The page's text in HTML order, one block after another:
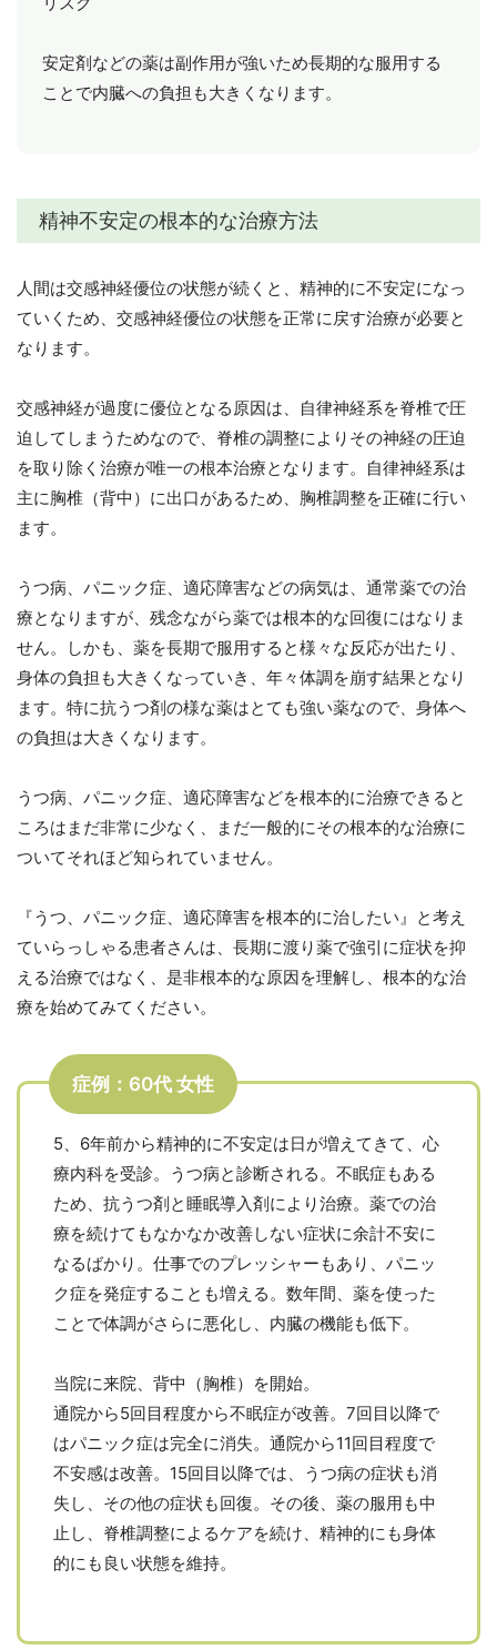
安定剤などの薬は副作用が強いため長期的な服用する
ことで内臓への負担も大きくなります。
精神不安定の根本的な治療方法
人間は交感神経優位の状態が続くと、精神的に不安定になっ
ていくため、交感神経優位の状態を正常に戻す治療が必要と
なります。
交感神経が過度に優位となる原因は、自律神経系を脊椎で圧
迫してしまうためなので、脊椎の調整によりその神経の圧迫
を取り除く治療が唯一の根本治療となります。自律神経系は
主に胸椎（背中）に出口があるため、胸椎調整を正確に行い
ます。
うつ病、パニック症、適応障害などの病気は、通常薬での治
療となりますが、残念ながら薬では根本的な回復にはなりま
せん。しかも、薬を長期で服用すると様々な反応が出たり、
身体の負担も大きくなっていき、年々体調を崩す結果となり
ます。特に抗うつ剤の様な薬はとても強い薬なので、身体へ
の負担は大きくなります。
うつ病、パニック症、適応障害などを根本的に治療できると
ころはまだ非常に少なく、まだ一般的にその根本的な治療に
ついてそれほど知られていません。
『うつ、パニック症、適応障害を根本的に治したい』と考え
ていらっしゃる患者さんは、長期に渡り薬で強引に症状を抑
える治療ではなく、是非根本的な原因を理解し、根本的な治
療を始めてみてください。
症例：60代 女性
5、6年前から精神的に不安定は日が増えてきて、心
療内科を受診。うつ病と診断される。不眠症もある
ため、抗うつ剤と睡眠導入剤により治療。薬での治
療を続けてもなかなか改善しない症状に余計不安に
なるばかり。仕事でのプレッシャーもあり、パニッ
ク症を発症することも増える。数年間、薬を使った
ことで体調がさらに悪化し、内臓の機能も低下。
当院に来院、背中（胸椎）を開始。
通院から5回目程度から不眠症が改善。7回目以降で
はパニック症は完全に消失。通院から11回目程度で
不安感は改善。15回目以降では、うつ病の症状も消
失し、その他の症状も回復。その後、薬の服用も中
止し、脊椎調整によるケアを続け、精神的にも身体
的にも良い状態を維持。